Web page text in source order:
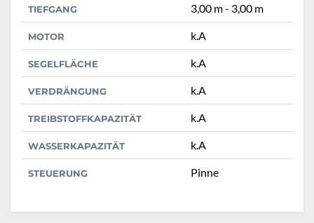
TIEFGANG 3,00 m - 3,00 m
MOTOR k.A
SEGELFLÄCHE k.A
VERDRÄNGUNG k.A
TREIBSTOFFKAPAZITÄT k.A
WASSERKAPAZITÄT k.A
STEUERUNG Pinne